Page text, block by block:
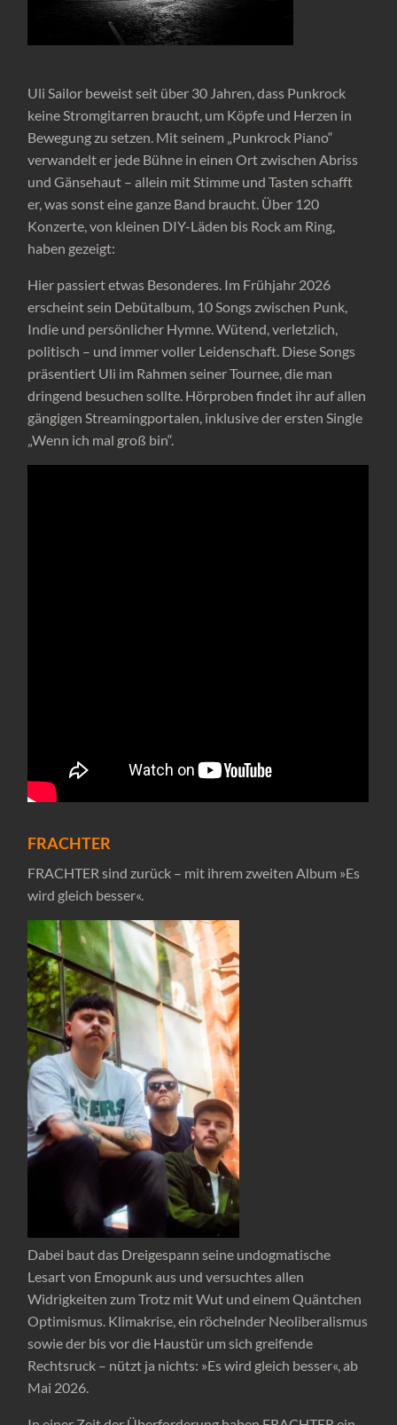
Uli Sailor beweist seit über 30 Jahren, dass Punkrock
keine Stromgitarren braucht, um Köpfe und Herzen in
Bewegung zu setzen. Mit seinem „Punkrock Piano“
verwandelt er jede Bühne in einen Ort zwischen Abriss
und Gänsehaut – allein mit Stimme und Tasten schafft
er, was sonst eine ganze Band braucht. Über 120
Konzerte, von kleinen DIY-Läden bis Rock am Ring,
haben gezeigt:
Hier passiert etwas Besonderes. Im Frühjahr 2026
erscheint sein Debütalbum, 10 Songs zwischen Punk,
Indie und persönlicher Hymne. Wütend, verletzlich,
politisch – und immer voller Leidenschaft. Diese Songs
präsentiert Uli im Rahmen seiner Tournee, die man
dringend besuchen sollte. Hörproben findet ihr auf allen
gängigen Streamingportalen, inklusive der ersten Single
„Wenn ich mal groß bin“.
FRACHTER
FRACHTER sind zurück – mit ihrem zweiten Album »Es
wird gleich besser«.
Dabei baut das Dreigespann seine undogmatische
Lesart von Emopunk aus und versuchtes allen
Widrigkeiten zum Trotz mit Wut und einem Quäntchen
Optimismus. Klimakrise, ein röchelnder Neoliberalismus
sowie der bis vor die Haustür um sich greifende
Rechtsruck – nützt ja nichts: »Es wird gleich besser«, ab
Mai 2026.